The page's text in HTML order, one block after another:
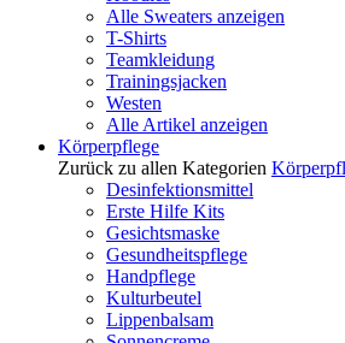
Alle Sweaters anzeigen
T-Shirts
Teamkleidung
Trainingsjacken
Westen
Alle Artikel anzeigen
Körperpflege
Zurück zu allen Kategorien
Desinfektionsmittel
Erste Hilfe Kits
Gesichtsmaske
Gesundheitspflege
Handpflege
Kulturbeutel
Lippenbalsam